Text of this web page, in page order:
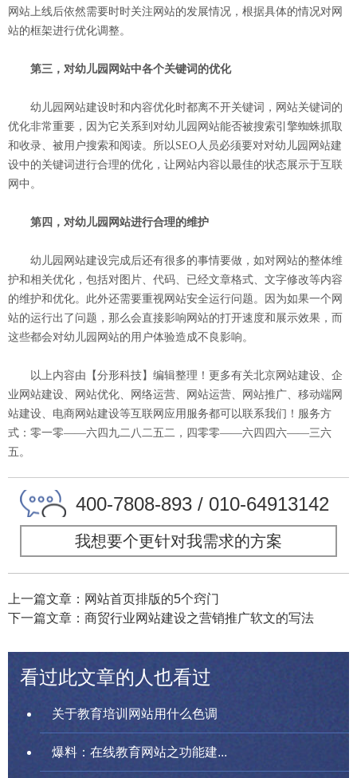
网站上线后依然需要时时关注网站的发展情况，根据具体的情况对网
站的框架进行优化调整。
第三，对幼儿园网站中各个关键词的优化
幼儿园网站建设时和内容优化时都离不开关键词，网站关键词的
优化非常重要，因为它关系到对幼儿园网站能否被搜索引擎蜘蛛抓取
和收录、被用户搜索和阅读。所以SEO人员必须要对对幼儿园网站建
设中的关键词进行合理的优化，让网站内容以最佳的状态展示于互联
网中。
第四，对幼儿园网站进行合理的维护
幼儿园网站建设完成后还有很多的事情要做，如对网站的整体维
护和相关优化，包括对图片、代码、已经文章格式、文字修改等内容
的维护和优化。此外还需要重视网站安全运行问题。因为如果一个网
站的运行出了问题，那么会直接影响网站的打开速度和展示效果，而
这些都会对幼儿园网站的用户体验造成不良影响。
以上内容由【分形科技】编辑整理！更多有关北京网站建设、企
业网站建设、网站优化、网络运营、网站运营、网站推广、移动端网
站建设、电商网站建设等互联网应用服务都可以联系我们！服务方
式：零一零——六四九二八二五二，四零零——六四四六——三六
五。
400-7808-893 / 010-64913142
我想要个更针对我需求的方案
上一篇文章：网站首页排版的5个窍门
下一篇文章：商贸行业网站建设之营销推广软文的写法
看过此文章的人也看过
关于教育培训网站用什么色调
爆料：在线教育网站之功能建...